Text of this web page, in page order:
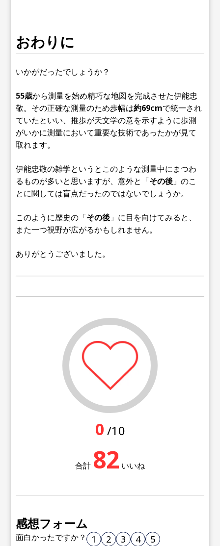
おわりに
いかがだったでしょうか？
55歳から測量を始め精巧な地図を完成させた伊能忠
敬。その正確な測量のため歩幅は約69cmで統一され
ていたといい、推歩が天文学の意を示すように歩測
がいかに測量において重要な技術であったかが見て
取れます。
伊能忠敬の雑学というとこのような測量中にまつわ
るものが多いと思いますが、意外と「その後」のこ
とに関しては盲点だったのではないでしょうか。
このように歴史の「その後」に目を向けてみると、
また一つ視野が広がるかもしれません。
ありがとうございました。
0 /10
合計 82 いいね
感想フォーム
面白かったですか？ 1 2 3 4 5